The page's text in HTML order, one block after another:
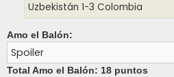
Uzbekistán 1-3 Colombia
Amo el Balón:
Spoiler
Total Amo el Balón: 18 puntos